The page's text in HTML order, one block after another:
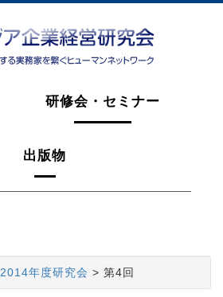
研修会・セミナー
出版物
2014年度研究会 > 第4回